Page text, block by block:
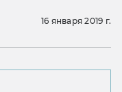
16 января 2019 г.